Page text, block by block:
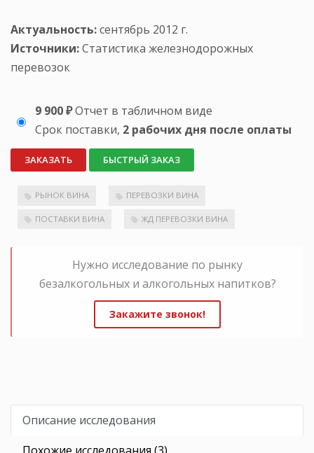
Актуальность:сентябрь 2012 г.
Источники:Статистика железнодорожных
перевозок
9 900 ₽Отчет в табличном виде
Срок поставки, 2 рабочих дня после оплаты
ЗАКАЗАТЬ БЫСТРЫЙ ЗАКАЗ
РЫНОК ВИНА ПЕРЕВОЗКИ ВИНА
ПОСТАВКИ ВИНА ЖД ПЕРЕВОЗКИ ВИНА
Нужно исследование по рынку
безалкогольных и алкогольных напитков?
Закажите звонок!
Описание исследования